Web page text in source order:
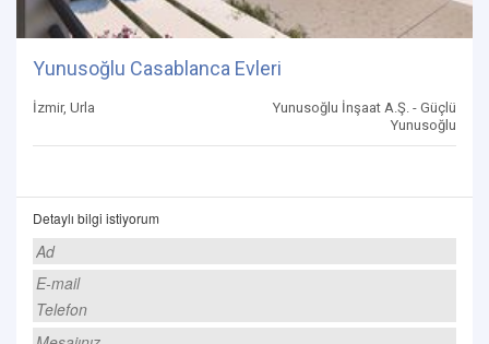
Yunusoğlu Casablanca Evleri
İzmir, Urla
Yunusoğlu İnşaat A.Ş. - Güçlü
Yunusoğlu
Detaylı bilgi istiyorum